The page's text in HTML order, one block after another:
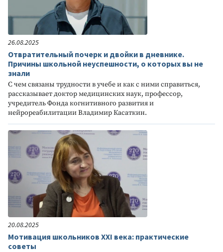
26.08.2025
Отвратительный почерк и двойки в дневнике.
Причины школьной неуспешности, о которых вы не
знали
С чем связаны трудности в учебе и как с ними справиться,
рассказывает доктор медицинских наук, профессор,
учредитель Фонда когнитивного развития и
нейрореабилитации Владимир Касаткин.
20.08.2025
Мотивация школьников XXI века: практические
советы